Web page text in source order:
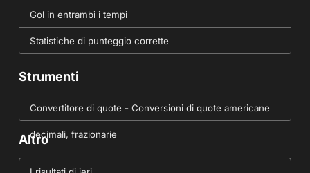
Gol in entrambi i tempi
Statistiche di punteggio corrette
Strumenti
Convertitore di quote - Conversioni di quote americane
decimali, frazionarie
Altro